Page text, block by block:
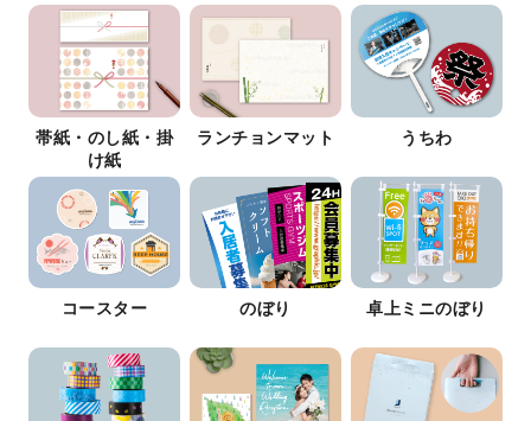
帯紙・のし紙・掛
け紙
ランチョンマット うちわ
コースター のぼり 卓上ミニのぼり